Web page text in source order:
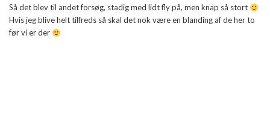
Så det blev til andet forsøg, stadig med lidt fly på, men knap så stort
Hvis jeg blive helt tilfreds så skal det nok være en blanding af de her to
før vi er der